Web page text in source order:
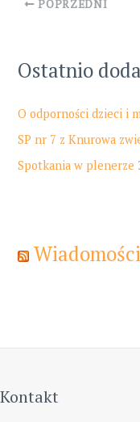
POPRZEDNI
Ostatnio
O odporności dzieci i
SP nr 7 z Knurowa
Spotkania w plenerze
Kontakt